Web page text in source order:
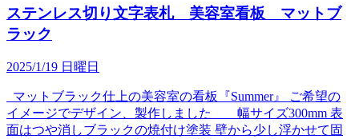
ステンレス切り文字表札 美容室看板 マットブ
ラック
2025/1/19 日曜日
マットブラック仕上の美容室の看板『Summer』 ご希望の
イメージでデザイン、製作しました 幅サイズ300mm 表
面はつや消しブラックの焼付け塗装 壁から少し浮かせて固